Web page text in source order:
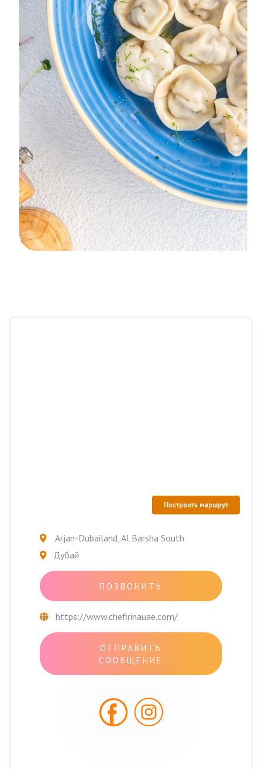
Построить маршрут
Arjan-Dubailand, Al Barsha South
Дубай
ПОЗВОНИТЬ
https://www.chefirinauae.com/
ОТПРАВИТЬ
СООБЩЕНИЕ